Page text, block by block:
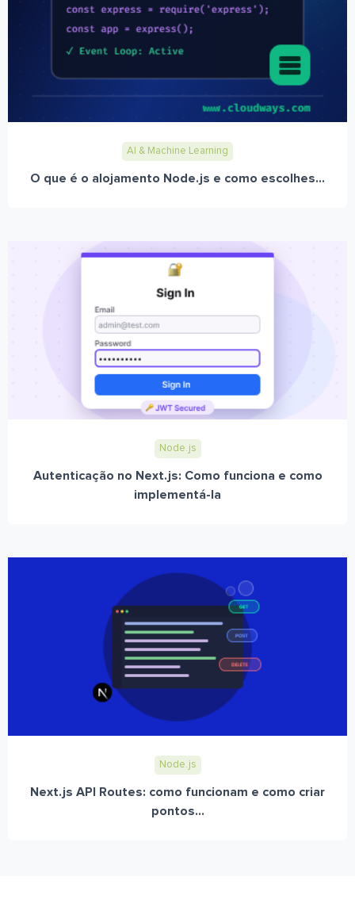
AI & Machine Learning
O que é o alojamento Node.js e como escolhes...
Node.js
Autenticação no Next.js: Como funciona e como
implementá-la
Node.js
Next.js API Routes: como funcionam e como criar
pontos...